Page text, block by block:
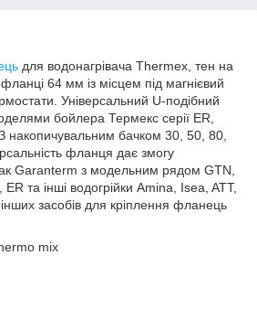
для водонагрівача Thermex, тен на
64 мм із місцем під магнієвий
Універсальний U-подібний
бойлера Термекс серії ER,
накопичувальним бачком 30, 50, 80,
фланця дає змогу
Garanterm з модельним рядом GTN,
та інші водогрійки Amina, Isea, ATT,
засобів для кріплення фланець
mix